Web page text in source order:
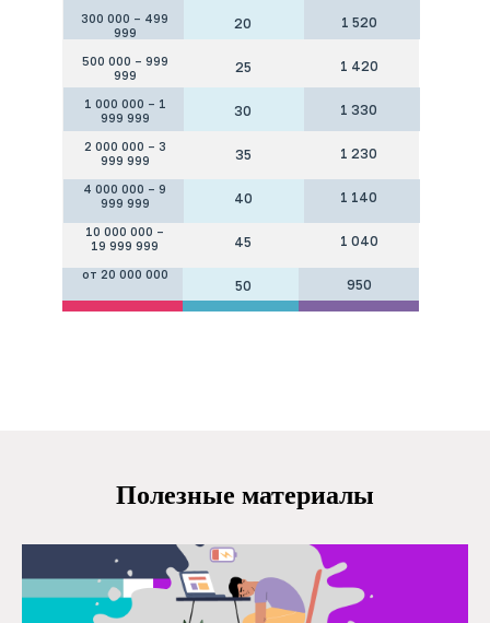
300 000 – 499
999
500 000 – 999
999
1 000 000 – 1
999 999
2 000 000 – 3
999 999
4 000 000 – 9
999 999
10 000 000 –
19 999 999
от 20 000 000
1 520
1 420
1 330
1 230
1 140
1 040
950
20
25
30
35
40
45
50
Полезные материалы